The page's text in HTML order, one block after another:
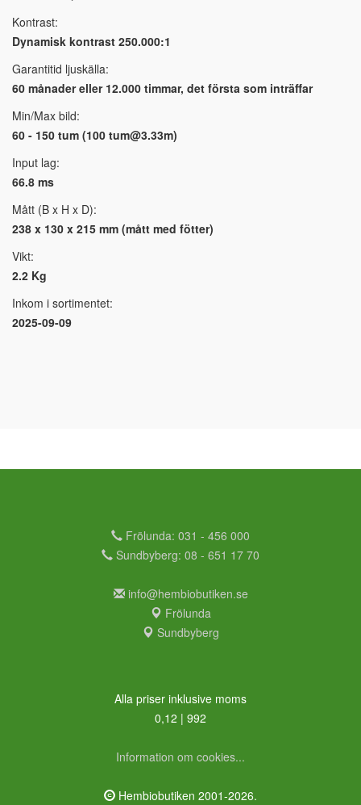
Kontrast:
Dynamisk kontrast 250.000:1
Garantitid ljuskälla:
60 månader eller 12.000 timmar, det första som inträffar
Min/Max bild:
60 - 150 tum (100 tum@3.33m)
Input lag:
66.8 ms
Mått (B x H x D):
238 x 130 x 215 mm (mått med fötter)
Vikt:
2.2 Kg
Inkom i sortimentet:
2025-09-09
Frölunda: 031 - 456 000
Sundbyberg: 08 - 651 17 70
info@hembiobutiken.se
Frölunda
Sundbyberg
Alla priser inklusive moms
0,12 | 992
Information om cookies...
Hembiobutiken 2001-2026.